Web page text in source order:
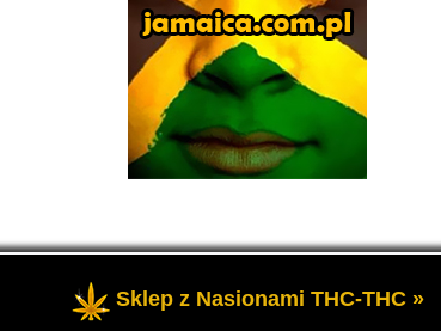
- Portal o marihuanie THC i roślinach konopi CBD.
Sklep z Nasionami THC-THC »